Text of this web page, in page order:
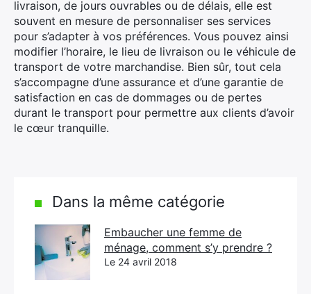
livraison, de jours ouvrables ou de délais, elle est
souvent en mesure de personnaliser ses services
pour s’adapter à vos préférences. Vous pouvez ainsi
modifier l’horaire, le lieu de livraison ou le véhicule de
transport de votre marchandise. Bien sûr, tout cela
s’accompagne d’une assurance et d’une garantie de
satisfaction en cas de dommages ou de pertes
durant le transport pour permettre aux clients d’avoir
le cœur tranquille.
Dans la même catégorie
Embaucher une femme de
ménage, comment s’y prendre ?
Le 24 avril 2018